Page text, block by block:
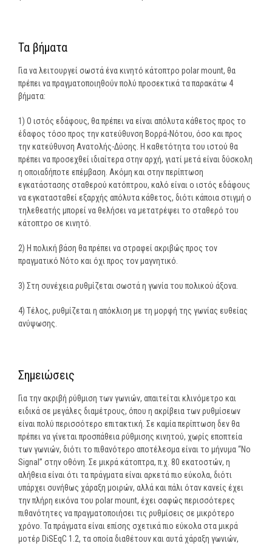
Τα βήματα
Για να λειτουργεί σωστά ένα κινητό κάτοπτρο polar mount, θα
πρέπει να πραγματοποιηθούν πολύ προσεκτικά τα παρακάτω 4
βήματα:
1) Ο ιστός εδάφους, θα πρέπει να είναι απόλυτα κάθετος προς το
έδαφος τόσο προς την κατεύθυνση Βορρά-Νότου, όσο και προς
την κατεύθυνση Ανατολής-Δύσης. Η καθετότητα του ιστού θα
πρέπει να προσεχθεί ιδιαίτερα στην αρχή, γιατί μετά είναι δύσκολη
η οποιαδήποτε επέμβαση. Ακόμη και στην περίπτωση
εγκατάστασης σταθερού κατόπτρου, καλό είναι ο ιστός εδάφους
να εγκατασταθεί εξαρχής απόλυτα κάθετος, διότι κάποια στιγμή ο
τηλεθεατής μπορεί να θελήσει να μετατρέψει το σταθερό του
κάτοπτρο σε κινητό.
2) Η πολική βάση θα πρέπει να στραφεί ακριβώς προς τον
πραγματικό Νότο και όχι προς τον μαγνητικό.
3) Στη συνέχεια ρυθμίζεται σωστά η γωνία του πολικού άξονα.
4) Τέλος, ρυθμίζεται η απόκλιση με τη μορφή της γωνίας ευθείας
ανύψωσης.
Σημειώσεις
Για την ακριβή ρύθμιση των γωνιών, απαιτείται κλινόμετρο και
ειδικά σε μεγάλες διαμέτρους, όπου η ακρίβεια των ρυθμίσεων
είναι πολύ περισσότερο επιτακτική. Σε καμία περίπτωση δεν θα
πρέπει να γίνεται προσπάθεια ρύθμισης κινητού, χωρίς εποπτεία
των γωνιών, διότι το πιθανότερο αποτέλεσμα είναι το μήνυμα “No
Signal” στην οθόνη. Σε μικρά κάτοπτρα, π.χ. 80 εκατοστών, η
αλήθεια είναι ότι τα πράγματα είναι αρκετά πιο εύκολα, διότι
υπάρχει συνήθως χάραξη μοιρών, αλλά και πάλι όταν κανείς έχει
την πλήρη εικόνα του polar mount, έχει σαφώς περισσότερες
πιθανότητες να πραγματοποιήσει τις ρυθμίσεις σε μικρότερο
χρόνο. Τα πράγματα είναι επίσης σχετικά πιο εύκολα στα μικρά
μοτέρ DiSEqC 1.2, τα οποία διαθέτουν και αυτά χάραξη γωνιών,